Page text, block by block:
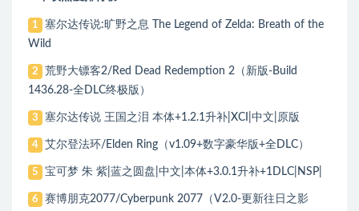
1
塞尔达传说:旷野之息 The Legend of Zelda: Breath of the
Wild
2
荒野大镖客2/Red Dead Redemption 2（新版-Build
1436.28-全DLC终极版）
3 塞尔达传说 王国之泪 本体+1.2.1升补|XCI|中文|原版
4 艾尔登法环/Elden Ring（v1.09+数字豪华版+全DLC）
5 宝可梦 朱 紫|蓝之圆盘|中文|本体+3.0.1升补+1DLC|NSP|
6
赛博朋克2077/Cyberpunk 2077（V2.0-更新往日之影